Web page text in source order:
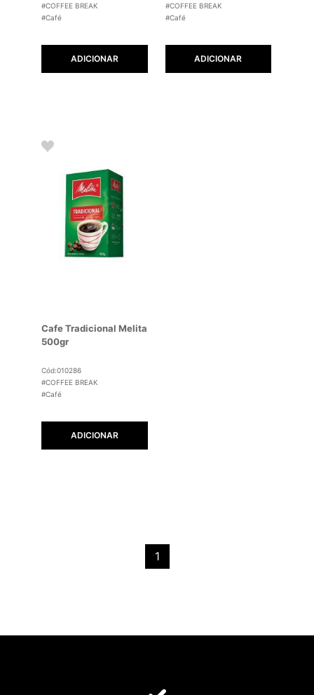
#COFFEE BREAK
#Café
ADICIONAR
#COFFEE BREAK
#Café
ADICIONAR
Cafe Tradicional Melita
500gr
Cód:010286
#COFFEE BREAK
#Café
ADICIONAR
1